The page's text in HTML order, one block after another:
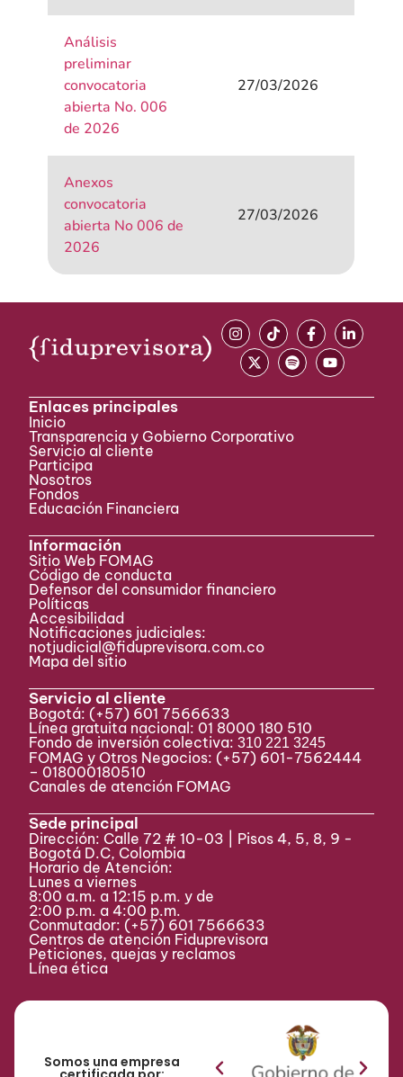
Análisis
preliminar
convocatoria
abierta No. 006
de 2026
27/03/2026
Anexos
convocatoria
abierta No 006 de
2026
27/03/2026
Enlaces principales
Inicio
Transparencia y Gobierno Corporativo
Servicio al cliente
Participa ​
Nosotros
Fondos
Educación Financiera
Información
Sitio Web FOMAG
Código de conducta
Defensor del consumidor financiero
Políticas
Accesibilidad
Notificaciones judiciales:
notjudicial@fiduprevisora.com.co
Mapa del sitio
Servicio al cliente
Bogotá: (+57) 601 7566633
Línea gratuita nacional: 01 8000 180 510
Fondo de inversión colectiva:310 221 3245
FOMAG y Otros Negocios: (+57) 601-7562444
– 018000180510
Canales de atención FOMAG
Sede principal
Dirección: Calle 72 # 10-03 | Pisos 4, 5, 8, 9 -
Bogotá D.C, Colombia
Horario de Atención:
Lunes a viernes
8:00 a.m. a 12:15 p.m. y de
2:00 p.m. a 4:00 p.m.
Conmutador: (+57) 601 7566633
Centros de atención Fiduprevisora
Peticiones, quejas y reclamos
Línea ética
Somos una empresa